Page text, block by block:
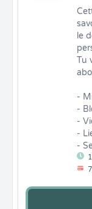
le
Tu
-
-
-
-
-